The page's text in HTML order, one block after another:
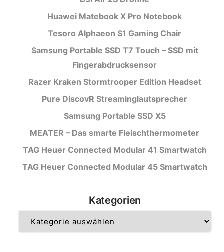
Huawei Matebook X Pro Notebook
Tesoro Alphaeon S1 Gaming Chair
Samsung Portable SSD T7 Touch – SSD mit
Fingerabdrucksensor
Razer Kraken Stormtrooper Edition Headset
Pure DiscovR Streaminglautsprecher
Samsung Portable SSD X5
MEATER – Das smarte Fleischthermometer
TAG Heuer Connected Modular 41 Smartwatch
TAG Heuer Connected Modular 45 Smartwatch
Kategorien